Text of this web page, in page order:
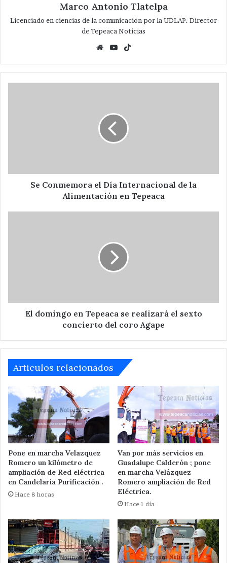
Marco Antonio Tlatelpa
Licenciado en ciencias de la comunicación por la UDLAP. Director
de Tepeaca Noticias
WebsiteYouTube
en
TepeacaSe Conmemora el Día Internacional de la
Alimentación en Tepeaca
concierto
El domingo en Tepeaca se realizará el sexto
concierto del coro Agape
Articulos relacionados
Pone en marcha Velazquez
Romero un kilómetro de
ampliación de Red eléctrica
en Candelaria Purificación .
Hace 8 horas
Van por más servicios en
Guadalupe Calderón ; pone
en marcha Velázquez
Romero ampliación de Red
Eléctrica.
Hace 1 día